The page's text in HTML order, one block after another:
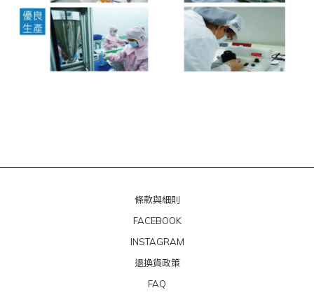
條款與細則
FACEBOOK
INSTAGRAM
退換貨政策
FAQ